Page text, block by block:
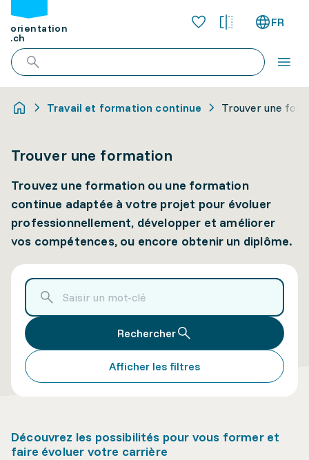
orientation
.ch
FR
Travail et formation continue Trouver une
Trouver une formation
Trouvez une formation ou une formation
continue adaptée à votre projet pour évoluer
professionnellement, développer et améliorer
vos compétences, ou encore obtenir un diplôme.
Rechercher
Afficher les filtres
Découvrez les possibilités pour vous former et
faire évoluer votre carrière